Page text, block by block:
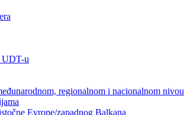
UDT-u
regionalnom i nacionalnom nivou
Evrope/zapadnog Balkana